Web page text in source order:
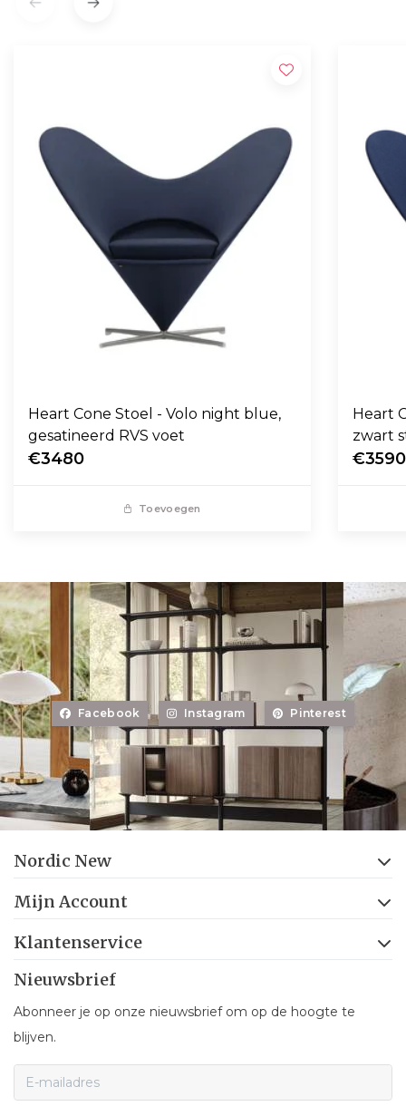
Heart Cone Stoel - Volo night blue,
gesatineerd RVS voet
€3480
Toevoegen
Heart
zwart
€3590
Facebook Instagram Pinterest
Nordic New
Mijn Account
Klantenservice
Nieuwsbrief
Abonneer je op onze nieuwsbrief om op de hoogte te
blijven.